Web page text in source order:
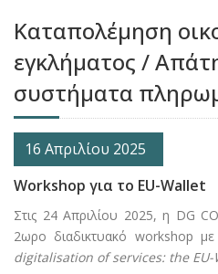
Καταπολέμηση
εγκλήματος /
συστήματα
16 Απριλίου 2025
Workshop για το EU-Wallet
Στις 24 Απριλίου 2025, η DG
2ωρο διαδικτυακό workshop
digitalisation of services: the EU-